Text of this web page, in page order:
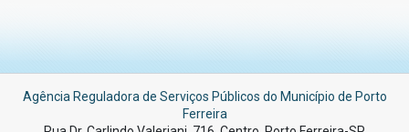
Agência Reguladora de Serviços Públicos do Município de Porto
Ferreira